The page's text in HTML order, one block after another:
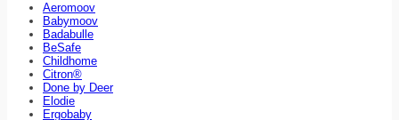
Aeromoov
Babymoov
Badabulle
BeSafe
Childhome
Citron®
Done by Deer
Elodie
Ergobaby